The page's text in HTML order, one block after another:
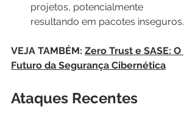
projetos, potencialmente
resultando em pacotes inseguros.
VEJA TAMBÉM: Zero Trust e SASE: O
Futuro da Segurança Cibernética
Ataques Recentes